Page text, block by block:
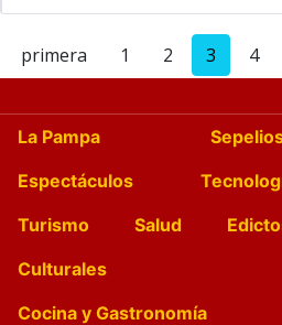
primera 1 2 3 4
La Pampa
Espectáculos
Turismo
Salud
Culturales
Cocina y Gastronomía